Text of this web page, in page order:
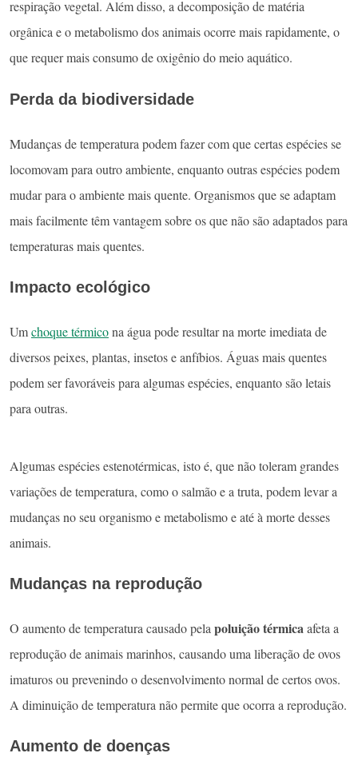
respiração vegetal. Além disso, a decomposição de matéria
orgânica e o metabolismo dos animais ocorre mais rapidamente, o
que requer mais consumo de oxigênio do meio aquático.
Perda da biodiversidade
Mudanças de temperatura podem fazer com que certas espécies se
locomovam para outro ambiente, enquanto outras espécies podem
mudar para o ambiente mais quente. Organismos que se adaptam
mais facilmente têm vantagem sobre os que não são adaptados para
temperaturas mais quentes.
Impacto ecológico
Umchoque térmicona água pode resultar na morte imediata de
diversos peixes, plantas, insetos e anfíbios. Águas mais quentes
podem ser favoráveis para algumas espécies, enquanto são letais
para outras.
Algumas espécies estenotérmicas, isto é, que não toleram grandes
variações de temperatura, como o salmão e a truta, podem levar a
mudanças no seu organismo e metabolismo e até à morte desses
animais.
Mudanças na reprodução
O aumento de temperatura causado pela poluição térmicaafeta a
reprodução de animais marinhos, causando uma liberação de ovos
imaturos ou prevenindo o desenvolvimento normal de certos ovos.
A diminuição de temperatura não permite que ocorra a reprodução.
Aumento de doenças